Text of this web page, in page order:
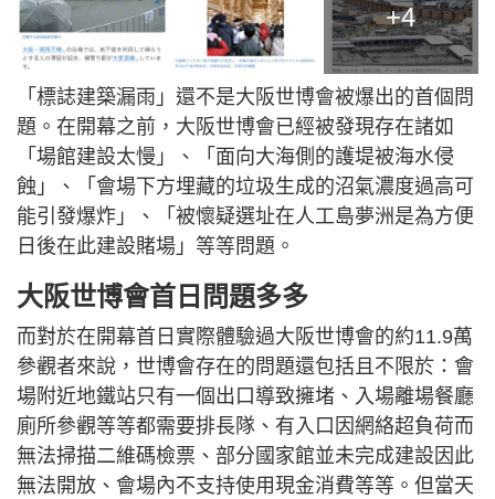
+4
「標誌建築漏雨」還不是大阪世博會被爆出的首個問
題。在開幕之前，大阪世博會已經被發現存在諸如
「場館建設太慢」、「面向大海側的護堤被海水侵
蝕」、「會場下方埋藏的垃圾生成的沼氣濃度過高可
能引發爆炸」、「被懷疑選址在人工島夢洲是為方便
日後在此建設賭場」等等問題。
大阪世博會首日問題多多
而對於在開幕首日實際體驗過大阪世博會的約11.9萬
參觀者來說，世博會存在的問題還包括且不限於：會
場附近地鐵站只有一個出口導致擁堵、入場離場餐廳
廁所參觀等等都需要排長隊、有入口因網絡超負荷而
無法掃描二維碼檢票、部分國家館並未完成建設因此
無法開放、會場內不支持使用現金消費等等。但當天